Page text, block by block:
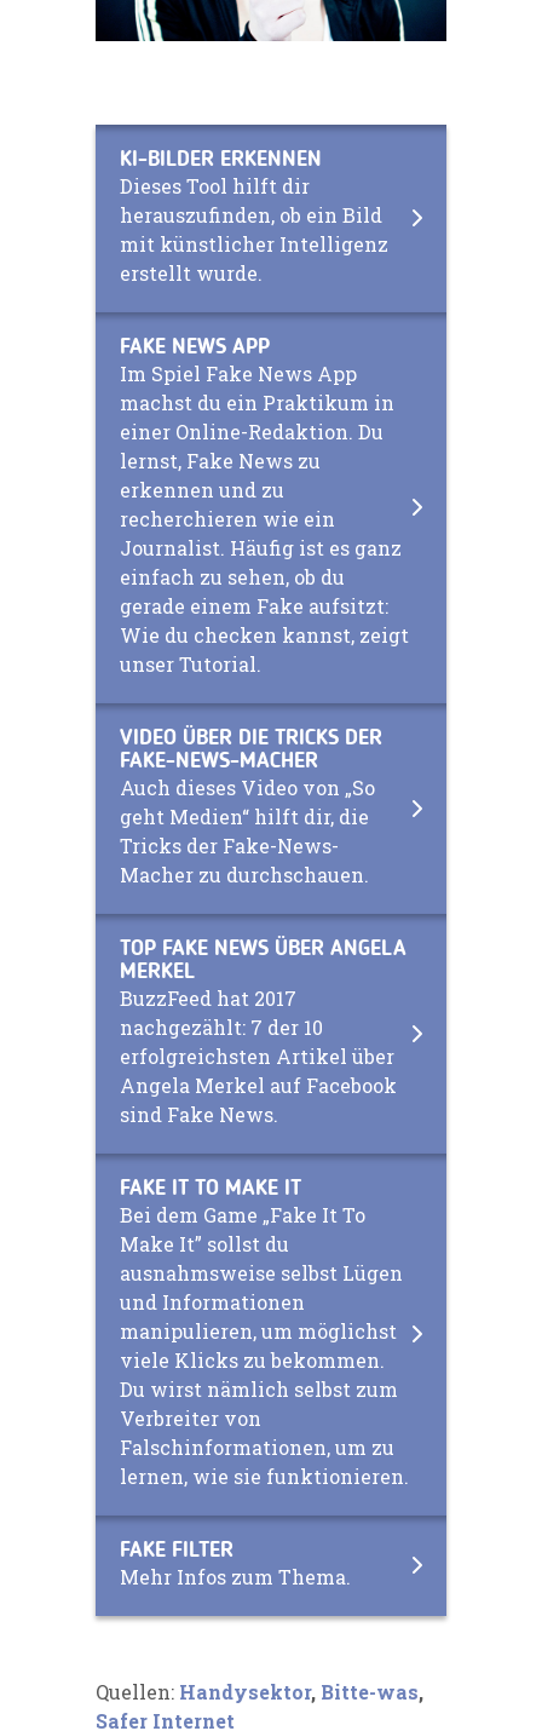
KI-BILDER ERKENNEN
Dieses Tool hilft dir
herauszufinden, ob ein Bild
mit künstlicher Intelligenz
erstellt wurde.
FAKE NEWS APP
Im Spiel Fake News App
machst du ein Praktikum in
einer Online-Redaktion. Du
lernst, Fake News zu
erkennen und zu
recherchieren wie ein
Journalist. Häufig ist es ganz
einfach zu sehen, ob du
gerade einem Fake aufsitzt:
Wie du checken kannst, zeigt
unser Tutorial.
VIDEO ÜBER DIE TRICKS DER
FAKE-NEWS-MACHER
Auch dieses Video von „So
geht Medien“ hilft dir, die
Tricks der Fake-News-
Macher zu durchschauen.
TOP FAKE NEWS ÜBER ANGELA
MERKEL
BuzzFeed hat 2017
nachgezählt: 7 der 10
erfolgreichsten Artikel über
Angela Merkel auf Facebook
sind Fake News.
FAKE IT TO MAKE IT
Bei dem Game „Fake It To
Make It” sollst du
ausnahmsweise selbst Lügen
und Informationen
manipulieren, um möglichst
viele Klicks zu bekommen.
Du wirst nämlich selbst zum
Verbreiter von
Falschinformationen, um zu
lernen, wie sie funktionieren.
FAKE FILTER
Mehr Infos zum Thema.
Quellen: Handysektor, Bitte-was,
Safer Internet